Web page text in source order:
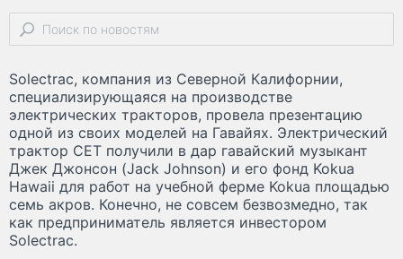
Solectrac, компания из Северной Калифорнии,
специализирующаяся на производстве
электрических тракторов, провела презентацию
одной из своих моделей на Гавайях. Электрический
трактор CET получили в дар гавайский музыкант
Джек Джонсон (Jack Johnson) и его фонд Kokua
Hawaii для работ на учебной ферме Kokua площадью
семь акров. Конечно, не совсем безвозмедно, так
как предприниматель является инвестором
Solectrac.